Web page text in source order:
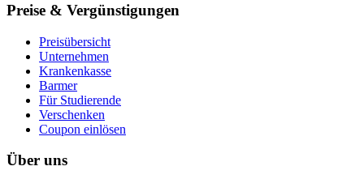
Preise & Vergünstigungen
Preisübersicht
Unternehmen
Krankenkasse
Barmer
Für Studierende
Ver­schen­ken
Coupon einlösen
Über uns